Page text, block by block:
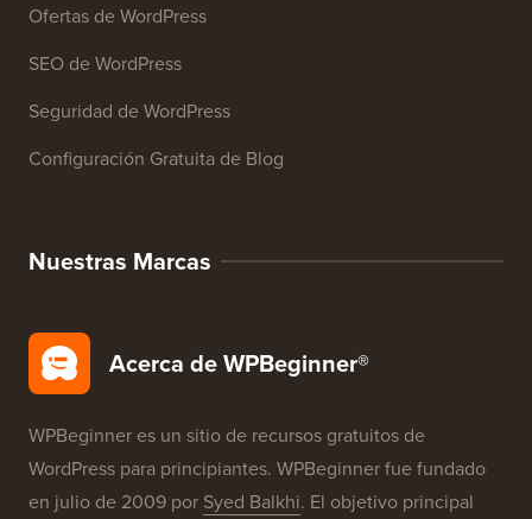
Ofertas de WordPress
SEO de WordPress
Seguridad de WordPress
Configuración Gratuita de Blog
Nuestras Marcas
Acerca de WPBeginner®
WPBeginner es un sitio de recursos gratuitos de
WordPress para principiantes. WPBeginner fue fundado
en julio de 2009 por Syed Balkhi. El objetivo principal